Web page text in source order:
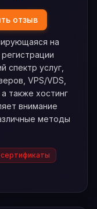
отзыв
на
спектр услуг,
VPS/VDS,
также хостинг
внимание
методы
сертификаты